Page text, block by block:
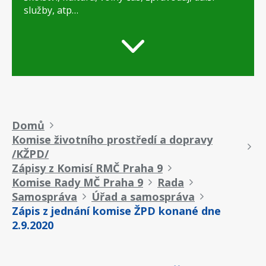
služby, atp…
Drobečková
navigace
Domů
Komise životního prostředí a dopravy
/KŽPD/
Zápisy z Komisí RMČ Praha 9
Komise Rady MČ Praha 9
Rada
Samospráva
Úřad a samospráva
Zápis z jednání komise ŽPD konané dne
2.9.2020